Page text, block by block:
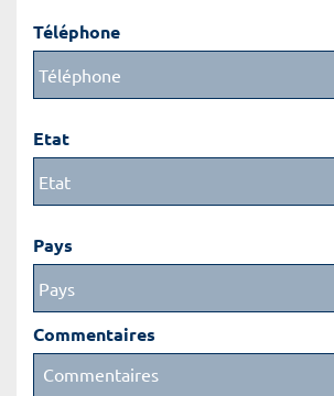
Téléphone
Etat
Pays
Commentaires